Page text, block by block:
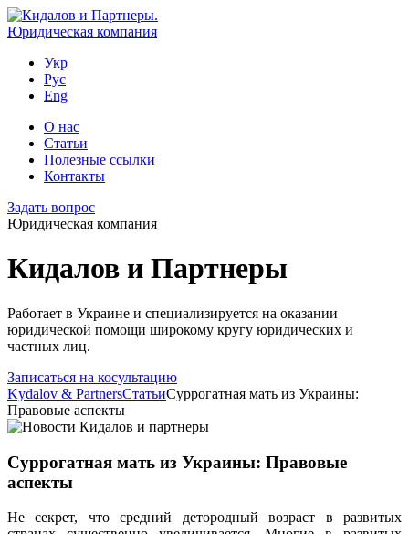
Укр
Рус
Eng
О нас
Статьи
Полезные ссылки
Контакты
Задать вопрос
Юридическая компания
Кидалов и Партнеры
Работает в Украине и специализируется на оказании
юридической помощи широкому кругу юридических и
частных лиц.
Записаться на косультацию
Kydalov & PartnersСтатьиСуррогатная мать из Украины:
Правовые аспекты
Суррогатная мать из Украины: Правовые
аспекты
Не секрет, что средний детородный возраст в развитых